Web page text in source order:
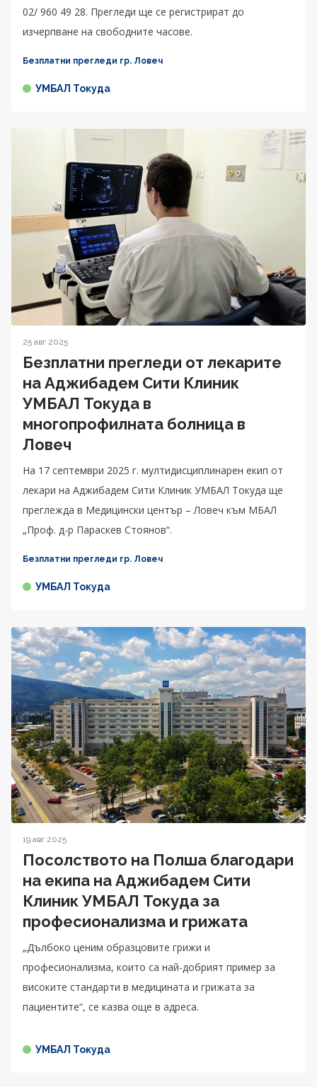
02/ 960 49 28. Прегледи ще се регистрират до
изчерпване на свободните часове.
Безплатни прегледи гр. Ловеч
УМБАЛ Токуда
25 авг 2025
Безплатни прегледи от лекарите
на Аджибадем Сити Клиник
УМБАЛ Токуда в
многопрофилната болница в
Ловеч
На 17 септември 2025 г. мултидисциплинарен екип от
лекари на Аджибадем Сити Клиник УМБАЛ Токуда ще
преглежда в Медицински център – Ловеч към МБАЛ
„Проф. д-р Параскев Стоянов“.
Безплатни прегледи гр. Ловеч
УМБАЛ Токуда
19 авг 2025
Посолството на Полша благодари
на екипа на Аджибадем Сити
Клиник УМБАЛ Токуда за
професионализма и грижата
„Дълбоко ценим образцовите грижи и
професионализма, които са най-добрият пример за
високите стандарти в медицината и грижата за
пациентите“, се казва още в адреса.
УМБАЛ Токуда